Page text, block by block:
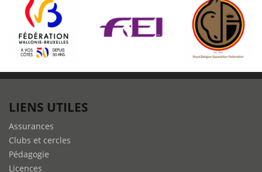
LIENS UTILES
Assurances
Clubs et cercles
Pédagogie
Licences